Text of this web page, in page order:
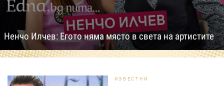
Ненчо Илчев: Егото няма място в света на артистите
ИЗВЕСТНИ